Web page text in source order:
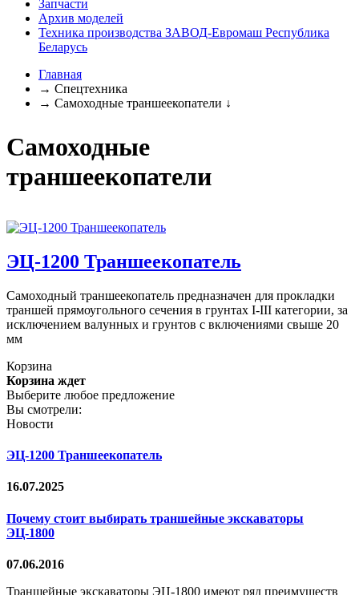
Запчасти
Архив моделей
Техника производства ЗАВОД-Евромаш Республика
Беларусь
Главная
→ Спецтехника
→ Самоходные траншеекопатели ↓
Самоходные
траншеекопатели
ЭЦ-1200 Траншеекопатель
Самоходный траншеекопатель предназначен для прокладки
траншей прямоугольного сечения в грунтах I-III категории, за
исключением валунных и грунтов с включениями свыше 20
мм
Корзина
Корзина ждет
Выберите любое предложение
Вы смотрели:
Новости
ЭЦ-1200 Траншеекопатель
16.07.2025
Почему стоит выбирать траншейные экскаваторы
ЭЦ-1800
07.06.2016
Траншейные экскаваторы ЭЦ-1800 имеют ряд преимуществ